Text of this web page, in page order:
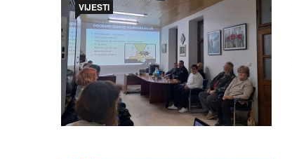
VIJESTI